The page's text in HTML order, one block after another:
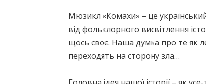
Мюзикл «Комахи» – це
від фольклорного висвітлення
щось своє. Наша думка про те як
переходять на сторону зла…